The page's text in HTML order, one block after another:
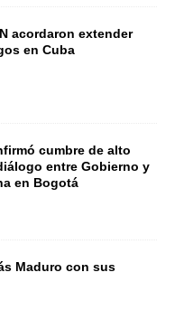
acordaron extender
en Cuba
cumbre de alto
entre Gobierno y
en Bogotá
Maduro con sus